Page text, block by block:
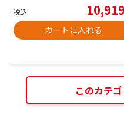
税込 10,919
カートに入れる
このカテ